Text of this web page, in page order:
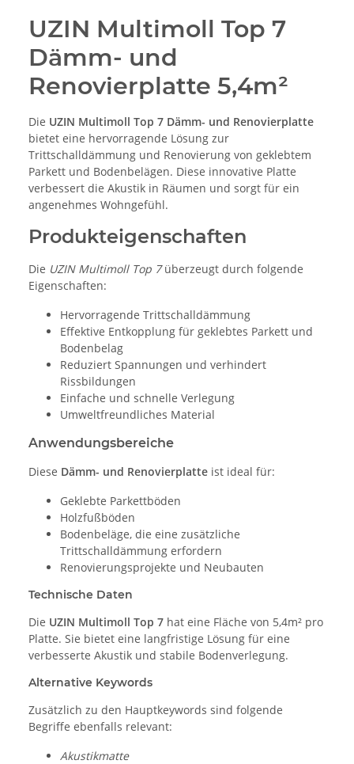
UZIN Multimoll Top 7
Dämm- und
Renovierplatte 5,4m²
Die UZIN Multimoll Top 7 Dämm- und Renovierplatte
bietet eine hervorragende Lösung zur
Trittschalldämmung und Renovierung von geklebtem
Parkett und Bodenbelägen. Diese innovative Platte
verbessert die Akustik in Räumen und sorgt für ein
angenehmes Wohngefühl.
Produkteigenschaften
Die UZIN Multimoll Top 7überzeugt durch folgende
Eigenschaften:
Hervorragende Trittschalldämmung
Effektive Entkopplung für geklebtes Parkett und
Bodenbelag
Reduziert Spannungen und verhindert
Rissbildungen
Einfache und schnelle Verlegung
Umweltfreundliches Material
Anwendungsbereiche
Diese Dämm- und Renovierplatte ist ideal für:
Geklebte Parkettböden
Holzfußböden
Bodenbeläge, die eine zusätzliche
Trittschalldämmung erfordern
Renovierungsprojekte und Neubauten
Technische Daten
Die UZIN Multimoll Top 7 hat eine Fläche von 5,4m² pro
Platte. Sie bietet eine langfristige Lösung für eine
verbesserte Akustik und stabile Bodenverlegung.
Alternative Keywords
Zusätzlich zu den Hauptkeywords sind folgende
Begriffe ebenfalls relevant:
Akustikmatte